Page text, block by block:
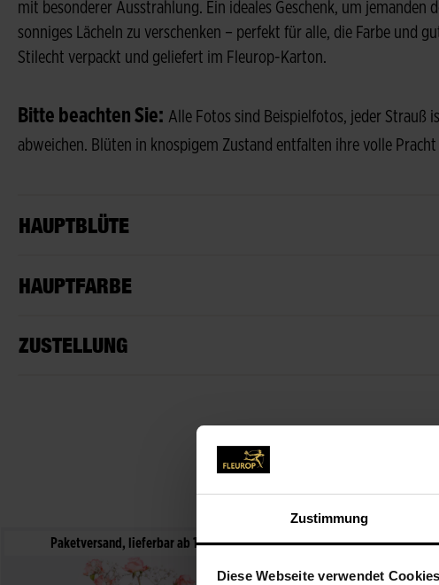
Zustimmung
Diese Webseite verwendet Cookies
mit besonderer Ausstrahlung. Ein ideales Geschenk, um jemanden
sonniges Lächeln zu verschenken – perfekt für alle, die Farbe und
Stilecht verpackt und geliefert im Fleurop-Karton.
Bitte beachten Sie: Alle Fotos sind Beispielfotos, jeder Strauß
abweichen. Blüten in knospigem Zustand entfalten ihre volle
HAUPTBLÜTE
HAUPTFARBE
ZUSTELLUNG
Paketversand, lieferbar ab 11.08.